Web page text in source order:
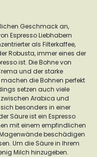
Geschmack an,
Espresso Liebhabern
als Filterkaffee,
Robusta, immer eines der
ist. Die Bohne von
und der starke
die Bohnen perfekt
setzen auch viele
Arabica und
besonders in einer
Säure ist ein Espresso
mit einem empfindlichen
beschädigen
Um die Säure in Ihrem
Milch hinzugeben.